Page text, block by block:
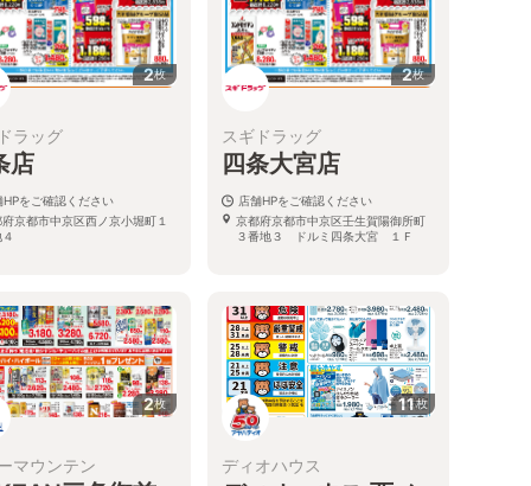
2枚
ラッグ
店
HPをご確認ください
京都市中京区西ノ京小堀町１
2枚
スギドラッグ
四条大宮店
店舗HPをご確認ください
京都府京都市中京区壬生賀陽御所町
３番地３ ドルミ四条大宮 １Ｆ
2枚
マウンテン
11枚
ディオハウス